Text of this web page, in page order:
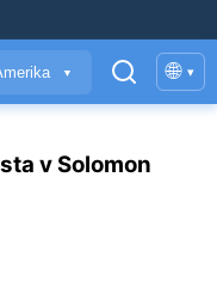
▼ 🌐 ▾
v Solomon